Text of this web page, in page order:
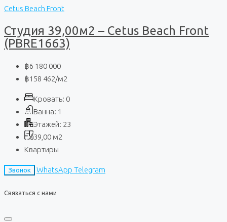
Cetus Beach Front
Студия 39,00м2 – Cetus Beach Front
(PBRE1663)
฿6 180 000
฿158 462/м2
Кровать: 0
Ванна: 1
Этажей: 23
39,00 м2
Квартиры
Звонок WhatsApp Telegram
Связаться с нами